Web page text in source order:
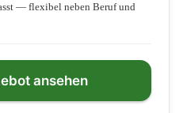
— flexibel neben Beruf und
ansehen